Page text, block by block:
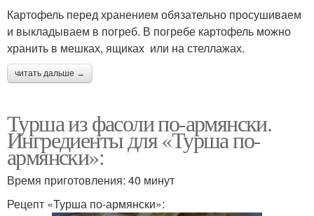
Картофель перед хранением обязательно просушиваем
и выкладываем в погреб. В погребе картофель можно
хранить в мешках, ящиках или на стеллажах.
читать дальше →
Турша из фасоли по-армянски.
Ингредиенты для «Турша по-
армянски»:
Время приготовления: 40 минут
Рецепт «Турша по-армянски»: